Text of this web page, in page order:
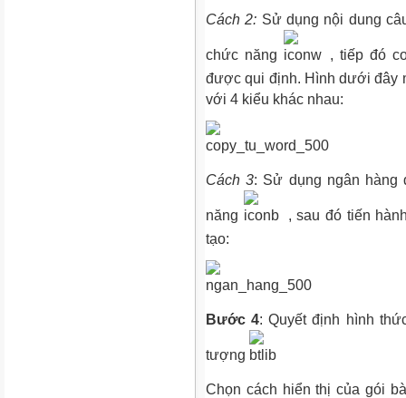
Cách 2: Sử dụng nội dung
chức năng
, tiếp đó
được qui định. Hình dưới đây
với 4 kiểu khác nhau:
Cách 3: Sử dụng ngân hàng
năng
, sau đó tiến
tạo:
Bước 4: Quyết định hình
tượng
Chọn cách hiển thị của gói